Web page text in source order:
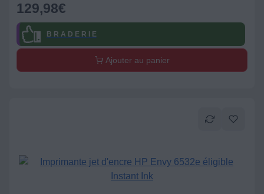
129,98€
B R A D E R I E
Ajouter au panier